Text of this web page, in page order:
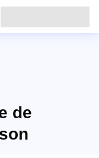
de